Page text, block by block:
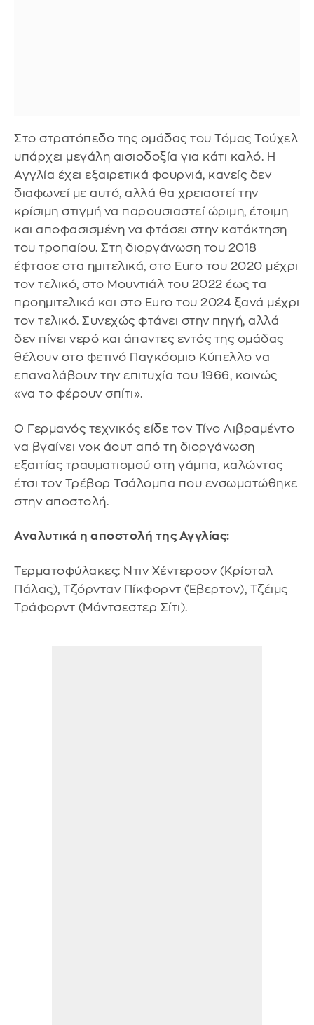
Στο στρατόπεδο της ομάδας του Τόμας Τούχελ
υπάρχει μεγάλη αισιοδοξία για κάτι καλό. Η
Αγγλία έχει εξαιρετικά φουρνιά, κανείς δεν
διαφωνεί με αυτό, αλλά θα χρειαστεί την
κρίσιμη στιγμή να παρουσιαστεί ώριμη, έτοιμη
και αποφασισμένη να φτάσει στην κατάκτηση
του τροπαίου. Στη διοργάνωση του 2018
έφτασε στα ημιτελικά, στο Euro του 2020 μέχρι
τον τελικό, στο Μουντιάλ του 2022 έως τα
προημιτελικά και στο Euro του 2024 ξανά μέχρι
τον τελικό. Συνεχώς φτάνει στην πηγή, αλλά
δεν πίνει νερό και άπαντες εντός της ομάδας
θέλουν στο φετινό Παγκόσμιο Κύπελλο να
επαναλάβουν την επιτυχία του 1966, κοινώς
«να το φέρουν σπίτι».
Ο Γερμανός τεχνικός είδε τον Τίνο Λιβραμέντο
να βγαίνει νοκ άουτ από τη διοργάνωση
εξαιτίας τραυματισμού στη γάμπα, καλώντας
έτσι τον Τρέβορ Τσάλομπα που ενσωματώθηκε
στην αποστολή.
Αναλυτικά η αποστολή της Αγγλίας:
Τερματοφύλακες: Ντιν Χέντερσον (Κρίσταλ
Πάλας), Τζόρνταν Πίκφορντ (Έβερτον), Τζέιμς
Τράφορντ (Μάντσεστερ Σίτι).